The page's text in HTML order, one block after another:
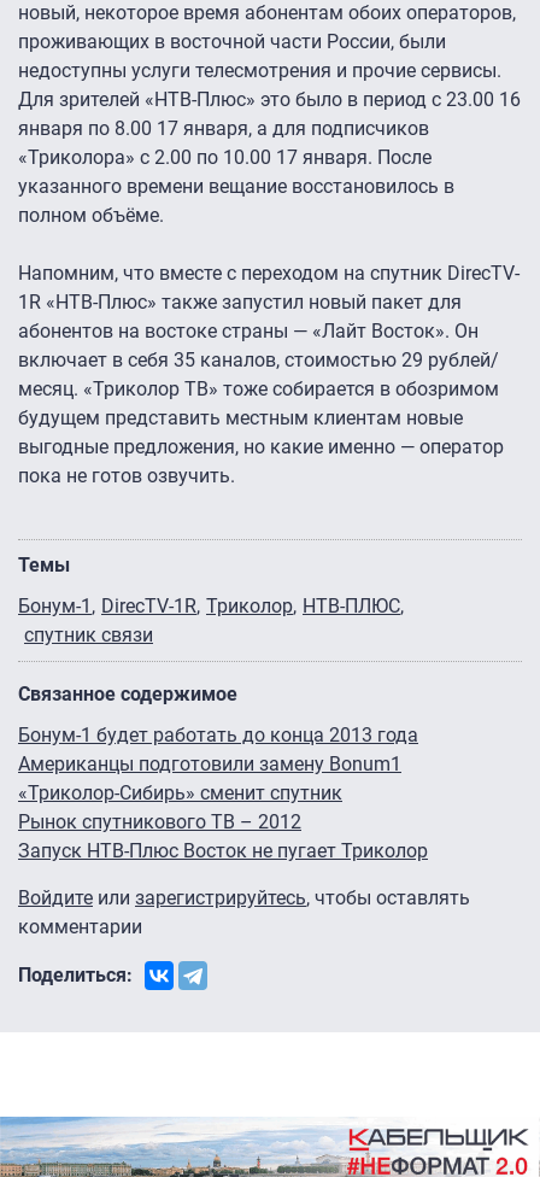
новый, некоторое время абонентам обоих операторов,
проживающих в восточной части России, были
недоступны услуги телесмотрения и прочие сервисы.
Для зрителей «НТВ-Плюс» это было в период с 23.00 16
января по 8.00 17 января, а для подписчиков
«Триколора» с 2.00 по 10.00 17 января. После
указанного времени вещание восстановилось в
полном объёме.
Напомним, что вместе с переходом на спутник DirecTV-
1R «НТВ-Плюс» также запустил новый пакет для
абонентов на востоке страны — «Лайт Восток». Он
включает в себя 35 каналов, стоимостью 29 рублей/
месяц. «Триколор ТВ» тоже собирается в обозримом
будущем представить местным клиентам новые
выгодные предложения, но какие именно — оператор
пока не готов озвучить.
Темы
Бонум-1
DirecTV-1R Триколор НТВ-ПЛЮС
спутник связи
Связанное содержимое
Бонум-1 будет работать до конца 2013 года
Американцы подготовили замену Bonum1
«Триколор-Сибирь» сменит спутник
Рынок спутникового ТВ – 2012
Запуск НТВ-Плюс Восток не пугает Триколор
Войдите или зарегистрируйтесь, чтобы оставлять
комментарии
Поделиться: